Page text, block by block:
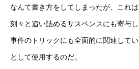
なんて書き方をしてしまったが、これ
刻々と追い詰めるサスペンスにも寄与
事件のトリックにも全面的に関連して
として使用するのだ。